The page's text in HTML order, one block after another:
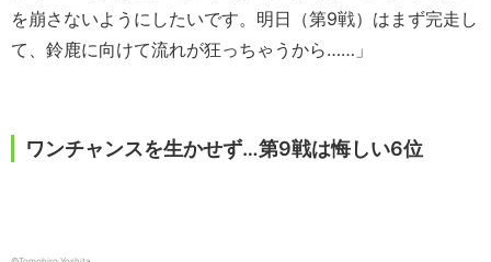
を崩さないようにしたいです。明日（第9戦）はまず完走し
て、鈴鹿に向けて流れが狂っちゃうから……」
ワンチャンスを生かせず…第9戦は悔しい6位